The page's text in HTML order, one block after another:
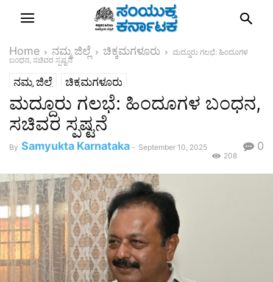
Home ನಮ್ಮ ಜಿಲ್ಲೆ ಚಿಕ್ಕಮಗಳೂರು
ಮದ್ದೂರು ಗಲಭೆ: ಹಿಂದೂಗಳ
ಬಂಧನ, ಸಚಿವರ ಸ್ಪಷ್ಟನೆ
ನಮ್ಮ ಜಿಲ್ಲೆ ಚಿಕ್ಕಮಗಳೂರು
ಮದ್ದೂರು ಗಲಭೆ: ಹಿಂದೂಗಳ ಬಂಧನ,
ಸಚಿವರ ಸ್ಪಷ್ಟನೆ
By Samyukta Karnataka - September 10, 2025 0
208